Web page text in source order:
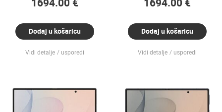
1694.00 €
Dodaj u košaricu
Vidi detalje usporedi
1694.00 €
Dodaj u košaricu
Vidi detalje usporedi